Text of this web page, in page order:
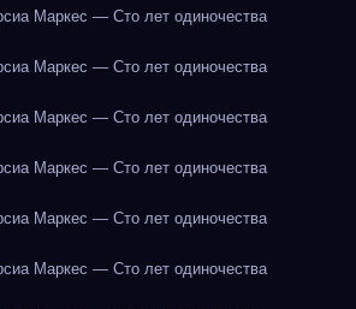
Маркес — Сто лет одиночества
Маркес — Сто лет одиночества
Маркес — Сто лет одиночества
Маркес — Сто лет одиночества
Маркес — Сто лет одиночества
Маркес — Сто лет одиночества